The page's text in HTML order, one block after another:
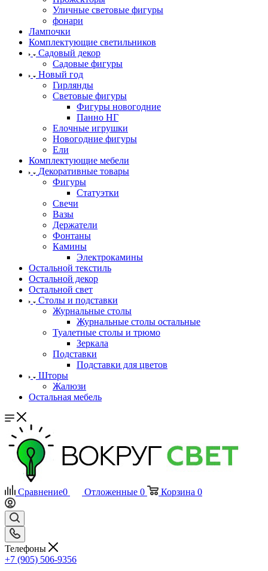
Уличные световые фигуры
фонари
Лампочки
Комплектующие светильников
Садовый декор
Садовые фигуры
Новый год
Гирлянды
Световые фигуры
Фигуры новогодние
Панно НГ
Елочные игрушки
Новогодние фигуры
Ели
Комплектующие мебели
Декоративные товары
Фигуры
Статуэтки
Свечи
Вазы
Держатели
Фонтаны
Камины
Электрокамины
Остальной текстиль
Остальной декор
Остальной свет
Столы и подставки
Журнальные столы
Журнальные столы остальные
Туалетные столы и трюмо
Зеркала
Подставки
Подставки для цветов
Шторы
Жалюзи
Остальная мебель
Сравнение0 Отложенные 0 Корзина 0
Телефоны
+7 (905) 506-9356